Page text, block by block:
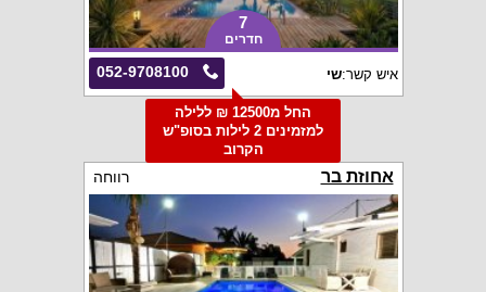
7
חדרים
052-9708100 איש קשר:שי
החל מ12500 ₪ ללילה
למזמינים 2 לילות בסופ"ש
הקרוב
אחוזת בר רווחה